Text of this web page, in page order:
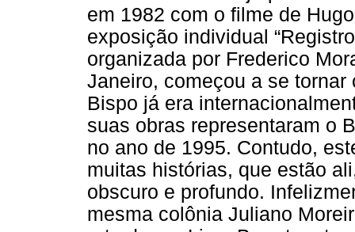
em 1982 com o filme de
exposição individual
organizada por Frederico
Janeiro, começou a se
Bispo já era
suas obras representaram o
no ano de 1995. Contudo,
muitas histórias, que estão
obscuro e profundo.
mesma colônia Juliano